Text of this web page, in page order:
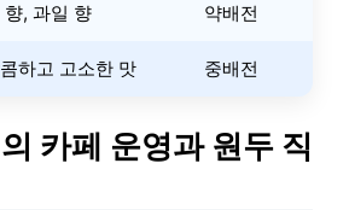
향, 과일 향 약배전
하고 고소한 맛 중배전
카페 운영과 원두 직